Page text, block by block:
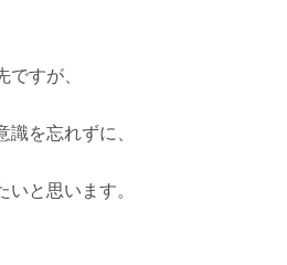
すが、
を忘れずに、
と思います。